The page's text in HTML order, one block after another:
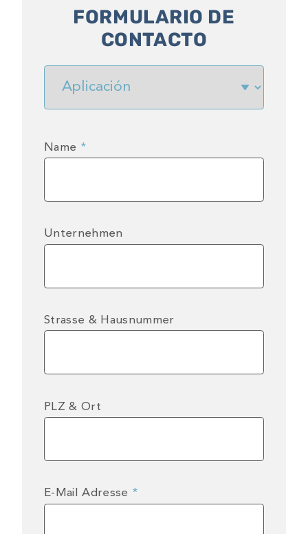
FORMULARIO DE
CONTACTO
Name *
Unternehmen
Strasse & Hausnummer
PLZ & Ort
E-Mail Adresse *